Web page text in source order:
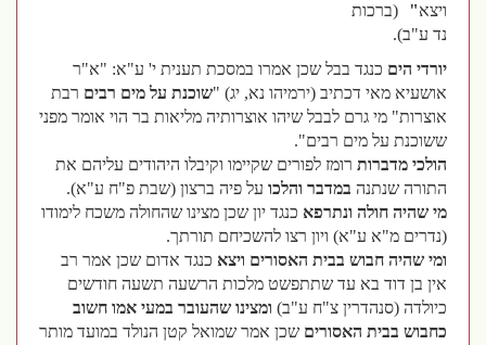
ויצא"(ברכות
נד ע"ב).
יורדי היםכנגד בבל שכן אמרו במסכת תענית י' ע"א: "א"ר
אושעיא מאי דכתיב (ירמיהו נא, יג) "שוכנת על מים רביםרבת
אוצרות" מי גרם לבבל שיהו אוצרותיה מליאות בר הוי אומר מפני
ששוכנת על מים רבים".
הולכי מדברותרומז לפורים שקיימו וקיבלו היהודים עליהם את
התורה שנתנהבמדבר והלכועל פיה ברצון (שבת פ"ח ע"א).
מי שהיה חולה ונתרפאכנגד יון שכן מצינו שהחולה משכח לימודו
(נדרים מ"א ע"א) ויון רצו להשכיחם תורתך.
ומי שהיה חבוש בבית האסורים ויצאכנגד אדום שכן אמר רב
אין בן דוד בא עד שתתפשט מלכות הרשעה תשעה חודשים
כיולדה (סנהדרין צ"ח ע"ב)ומצינו שהעובר במעי אמו חשוב
כחבוש בבית האסוריםשכן אמר שמואל קטן הנולד במועד מותר